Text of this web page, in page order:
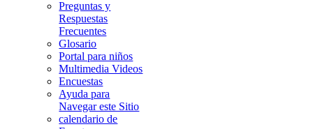
Preguntas y
Respuestas
Frecuentes
Glosario
Portal para niños
Multimedia Videos
Encuestas
Ayuda para
Navegar este Sitio
calendario de